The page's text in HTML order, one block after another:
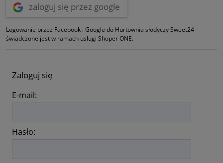
zaloguj się przez google
Logowanie przez Facebook i Google do Hurtownia słodyczy Sweet24
świadczone jest w ramach usługi Shoper ONE.
Zaloguj się
E-mail:
Hasło: